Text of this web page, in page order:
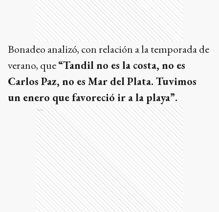
Bonadeo analizó, con relación a la temporada de
verano, que“Tandil no es la costa, no es
Carlos Paz, no es Mar del Plata. Tuvimos
un enero que favoreció ir a la playa”.
Ads